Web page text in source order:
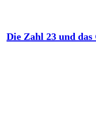
Die Zahl 23 und